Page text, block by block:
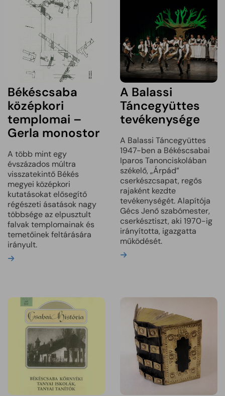
Békéscsaba
középkori
templomai –
Gerla monostor
A több mint egy
évszázados múltra
visszatekintő Békés
megyei középkori
kutatásokat elősegítő
régészeti ásatások nagy
többsége az elpusztult
falvak templomainak és
temetőinek feltárására
irányult.
Bővebben
A Balassi
Táncegyüttes
tevékenysége
A Balassi Táncegyüttes
1947-ben a Békéscsabai
Iparos Tanonciskolában
székelő, „Árpád”
cserkészcsapat, regős
rajaként kezdte
tevékenységét. Alapítója
Gécs Jenő szabómester,
cserkésztiszt, aki 1970-ig
irányította, igazgatta
működését.
Bővebben